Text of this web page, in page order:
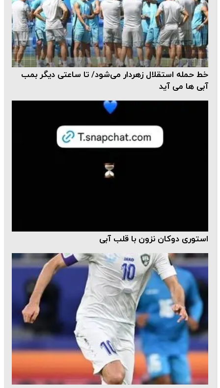
خط حمله استقلال زهردار می‌شود/ تا ساعتی دیگر بمب
آبی ها می آید
استوری دوکان نزون با قلب آبی